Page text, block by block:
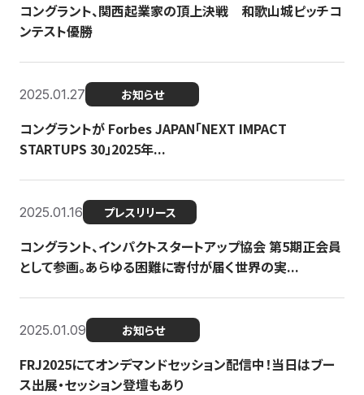
コングラント、関西起業家の頂上決戦 和歌山城ピッチコ
ンテスト優勝
2025.01.27 お知らせ
コングラントが Forbes JAPAN「NEXT IMPACT
STARTUPS 30」2025年...
2025.01.16 プレスリリース
コングラント、インパクトスタートアップ協会 第5期正会員
として参画。あらゆる困難に寄付が届く世界の実...
2025.01.09 お知らせ
FRJ2025にてオンデマンドセッション配信中！当日はブー
ス出展・セッション登壇もあり